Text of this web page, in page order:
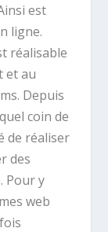
est
ligne.
réalisable
et au
Depuis
coin de
de réaliser
des
Pour y
web